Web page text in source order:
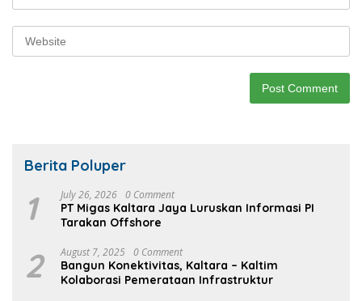
Berita Poluper
1 July 26, 2026 0 Comment
PT Migas Kaltara Jaya Luruskan Informasi PI
Tarakan Offshore
2 August 7, 2025 0 Comment
Bangun Konektivitas, Kaltara – Kaltim
Kolaborasi Pemerataan Infrastruktur